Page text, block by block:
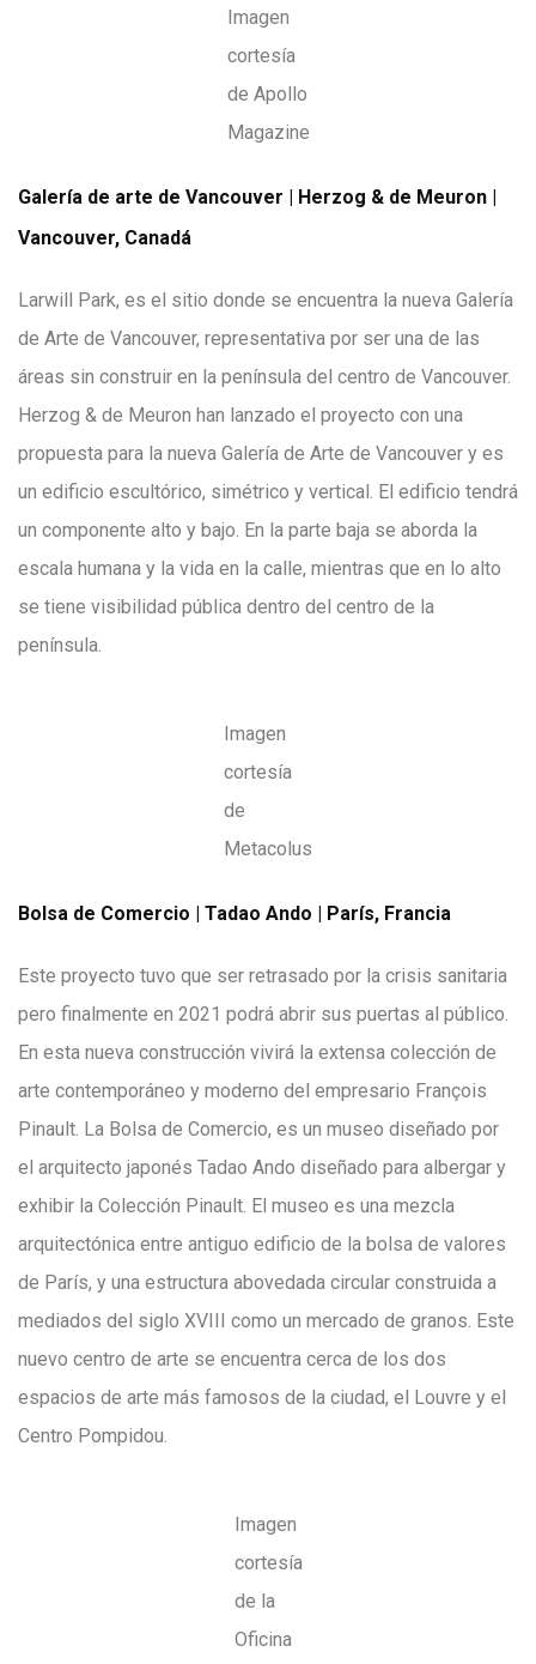
Imagen
cortesía
de Apollo
Magazine
Galería de arte de Vancouver | Herzog & de Meuron |
Vancouver, Canadá
Larwill Park, es el sitio donde se encuentra la nueva Galería
de Arte de Vancouver, representativa por ser una de las
áreas sin construir en la península del centro de Vancouver.
Herzog & de Meuron han lanzado el proyecto con una
propuesta para la nueva Galería de Arte de Vancouver y es
un edificio escultórico, simétrico y vertical. El edificio tendrá
un componente alto y bajo. En la parte baja se aborda la
escala humana y la vida en la calle, mientras que en lo alto
se tiene visibilidad pública dentro del centro de la
península.
Imagen
cortesía
de
Metacolus
Bolsa de Comercio | Tadao Ando | París, Francia
Este proyecto tuvo que ser retrasado por la crisis sanitaria
pero finalmente en 2021 podrá abrir sus puertas al público.
En esta nueva construcción vivirá la extensa colección de
arte contemporáneo y moderno del empresario François
Pinault. La Bolsa de Comercio, es un museo diseñado por
el arquitecto japonés Tadao Ando diseñado para albergar y
exhibir la Colección Pinault. El museo es una mezcla
arquitectónica entre antiguo edificio de la bolsa de valores
de París, y una estructura abovedada circular construida a
mediados del siglo XVIII como un mercado de granos. Este
nuevo centro de arte se encuentra cerca de los dos
espacios de arte más famosos de la ciudad, el Louvre y el
Centro Pompidou.
Imagen
cortesía
de la
Oficina